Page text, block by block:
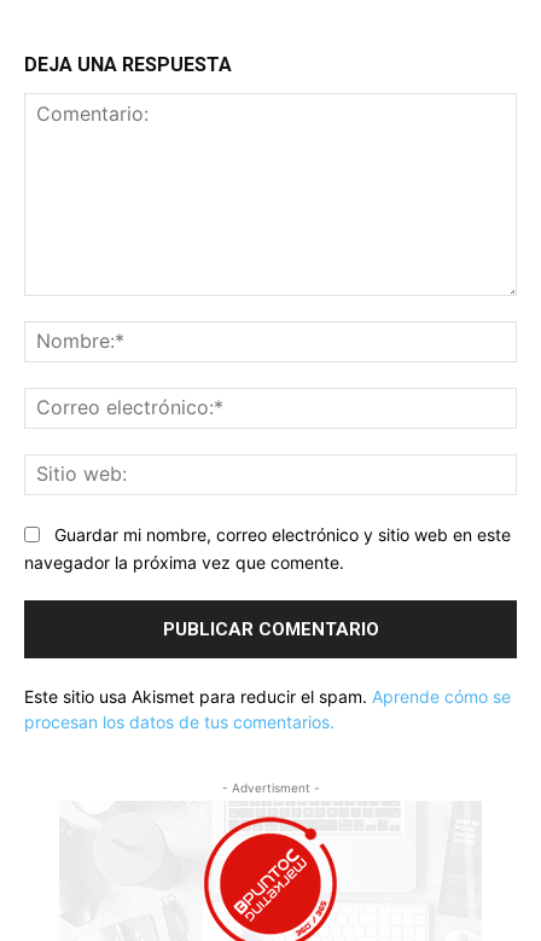
DEJA UNA RESPUESTA
Guardar mi nombre, correo electrónico y sitio web en este
navegador la próxima vez que comente.
Este sitio usa Akismet para reducir el spam. Aprende cómo se
procesan los datos de tus comentarios.
- Advertisment -